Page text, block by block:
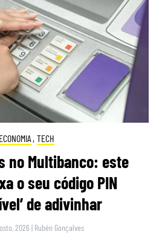
ECONOMIA , TECH
no Multibanco: este
o seu código PIN
de adivinhar
2026 | Rubén Gonçalves